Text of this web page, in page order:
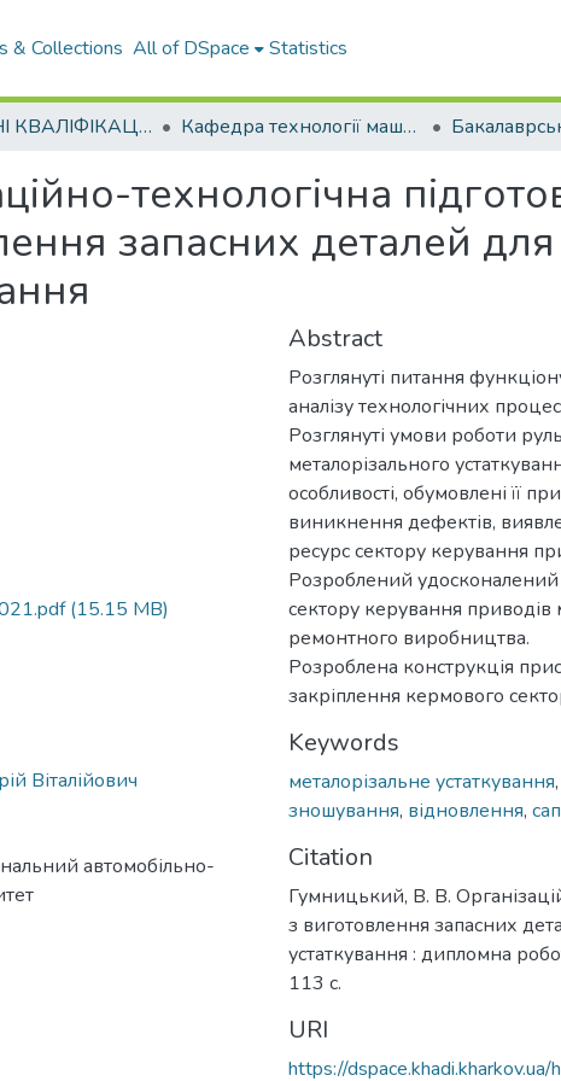
& Collections All of DSpace Statistics
ВИПУСКНІ КВАЛІФІКАЦІЙНІ РОБОТИ Кафедра технології машинобудування та ремонту машин
технологічна
запасних деталей
(15.15 MB)
Віталійович
автомобільно-
Abstract
Розглянуті питання
аналізу технологічних
Розглянуті умови роботи
металорізального
особливості, обумовлені її
виникнення дефектів,
ресурс сектору керування
Розроблений
сектору керування приводів
ремонтного виробництва.
Розроблена конструкція
закріплення кермового
Keywords
металорізальне устаткування,
зношування, відновлення,
Citation
Гумницький, В. В.
з виготовлення запасних
устаткування : дипломна
113 с.
URI
https://